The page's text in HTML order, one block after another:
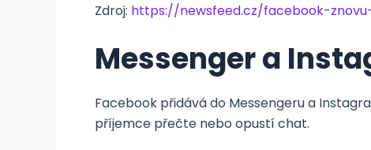
Zdroj: https://newsfeed.cz/facebook-
Messenger a
Facebook přidává do Messengeru a
příjemce přečte nebo opustí chat.